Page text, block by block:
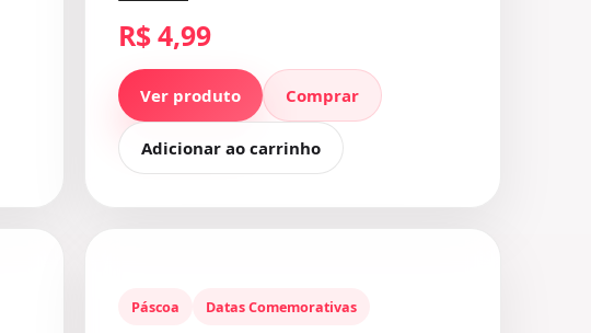
R$ 4,99
Ver produto Comprar
Adicionar ao carrinho
Páscoa Datas Comemorativas